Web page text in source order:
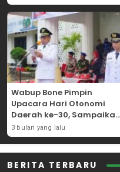
Wabup Bone Pimpin
Upacara Hari Otonomi
Daerah ke-30, Sampaikan
Amanat Mendagri
Wujudkan Asta Cita
3 bulan yang lalu
BERITA TERBARU